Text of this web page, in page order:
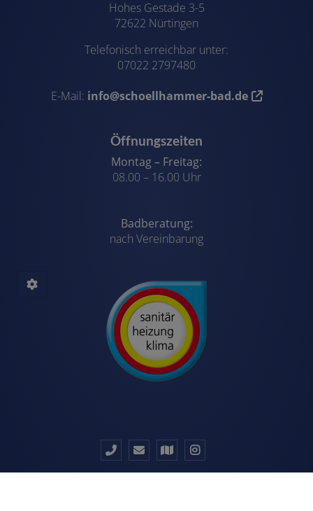
Hohes Gestade 3-5
72622 Nürtingen
Telefonisch erreichbar unter:
07022 2797480
E-Mail: info@schoellhammer-bad.de
Öffnungszeiten
Montag – Freitag:
08.00 – 16.00 Uhr
Badberatung:
nach Vereinbarung